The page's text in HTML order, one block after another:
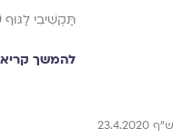
תַּקְשִׁיבִי
להמשך